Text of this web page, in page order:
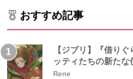
おすすめ記事
【ジブリ】『借り
ッティたちの新たな
Rene